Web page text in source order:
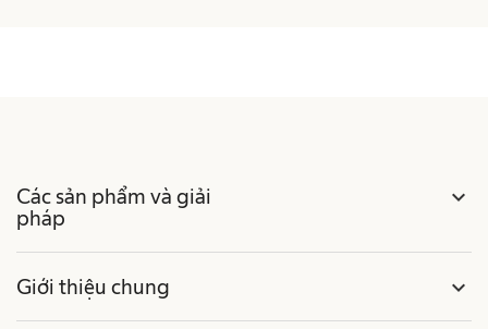
Các sản phẩm và giải
pháp
expand_more
Giới thiệu chung expand_more